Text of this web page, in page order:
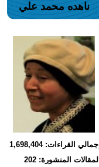
ناهده محمد علي
إجمالي القراءات: 1,698,404
المقالات المنشورة: 202